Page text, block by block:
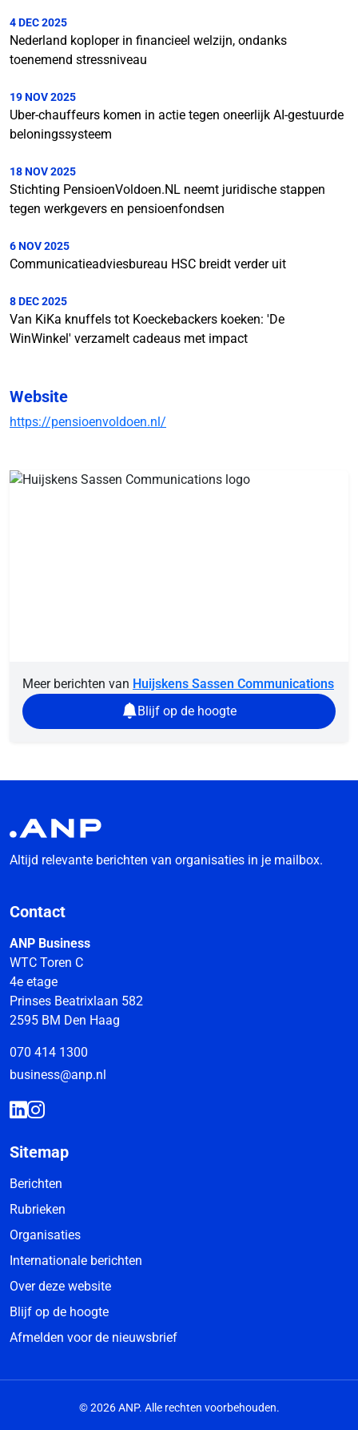
4 DEC 2025
Nederland koploper in financieel welzijn, ondanks
toenemend stressniveau
19 NOV 2025
Uber-chauffeurs komen in actie tegen oneerlijk AI-gestuurde
beloningssysteem
18 NOV 2025
Stichting PensioenVoldoen.NL neemt juridische stappen
tegen werkgevers en pensioenfondsen
6 NOV 2025
Communicatieadviesbureau HSC breidt verder uit
8 DEC 2025
Van KiKa knuffels tot Koeckebackers koeken: 'De
WinWinkel' verzamelt cadeaus met impact
Website
https://pensioenvoldoen.nl/
Meer berichten van Huijskens Sassen Communications
Blijf op de hoogte
Altijd relevante berichten van organisaties in je mailbox.
Contact
ANP Business
WTC Toren C
4e etage
Prinses Beatrixlaan 582
2595 BM Den Haag
070 414 1300
business@anp.nl
Sitemap
Berichten
Rubrieken
Organisaties
Internationale berichten
Over deze website
Blijf op de hoogte
Afmelden voor de nieuwsbrief
© 2026 ANP. Alle rechten voorbehouden.